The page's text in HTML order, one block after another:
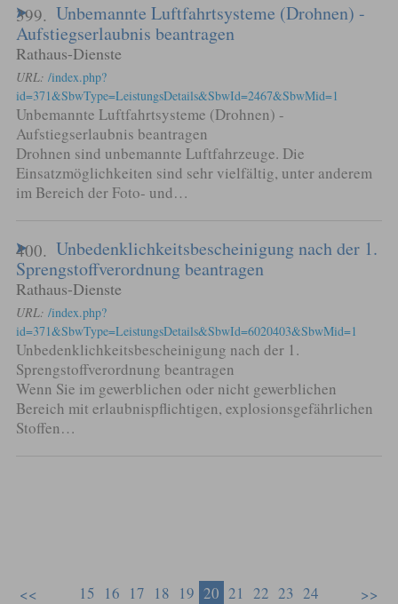
399. Unbemannte Luftfahrtsysteme (Drohnen) -
Aufstiegserlaubnis beantragen
Rathaus-Dienste
URL: /index.php?
id=371&SbwType=LeistungsDetails&SbwId=2467&SbwMid=1
Unbemannte Luftfahrtsysteme (Drohnen) -
Aufstiegserlaubnis beantragen
Drohnen sind unbemannte Luftfahrzeuge. Die
Einsatzmöglichkeiten sind sehr vielfältig, unter anderem
im Bereich der Foto- und…
400. Unbedenklichkeitsbescheinigung nach der 1.
Sprengstoffverordnung beantragen
Rathaus-Dienste
URL: /index.php?
id=371&SbwType=LeistungsDetails&SbwId=6020403&SbwMid=1
Unbedenklichkeitsbescheinigung nach der 1.
Sprengstoffverordnung beantragen
Wenn Sie im gewerblichen oder nicht gewerblichen
Bereich mit erlaubnispflichtigen, explosionsgefährlichen
Stoffen…
15 16 17 18 19 20 21 22 23 24